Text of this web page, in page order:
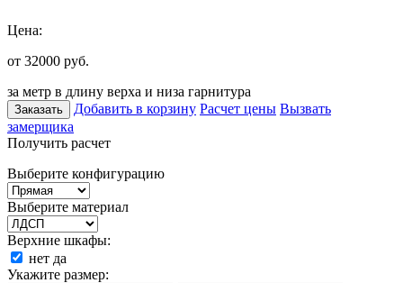
Цена:
от 32000 руб.
за метр в длину верха и низа гарнитура
Заказать Добавить в корзину Расчет цены Вызвать
замерщика
Получить расчет
Выберите конфигурацию
Выберите материал
Верхние шкафы:
нет да
Укажите размер: